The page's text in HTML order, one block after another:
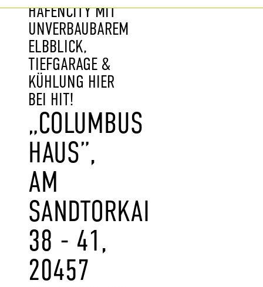
HAFENCITY MIT
UNVERBAUBAREM
ELBBLICK,
TIEFGARAGE &
KÜHLUNG HIER
BEI HIT!
„COLUMBUS
HAUS”,
AM
SANDTORKAI
38 - 41,
20457